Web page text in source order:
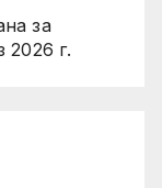
за
2026 г.